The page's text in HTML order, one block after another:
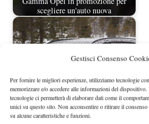
Gestisci Consenso
Per fornire le migliori esperienze, utilizziamo tecnologie
memorizzare e/o accedere alle informazioni del dispositivo.
tecnologie ci permetterà di elaborare dati come il
unici su questo sito. Non acconsentire o ritirare il
su alcune caratteristiche e funzioni.
scegliere un'auto nuova